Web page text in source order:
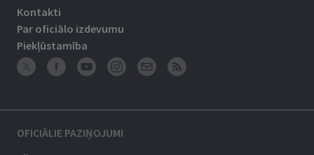
Kontakti
Par oficiālo izdevumu
Piekļūstamība
OFICIĀLIE PAZIŅOJUMI